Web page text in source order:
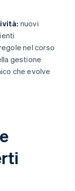
nuovi
nel corso
gestione
che evolve